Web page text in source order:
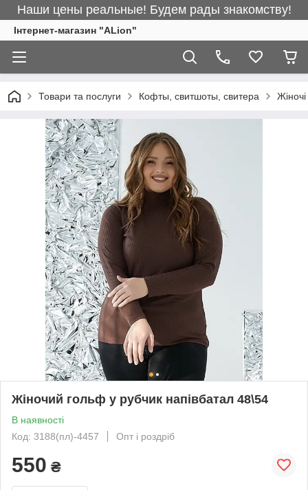
Наши цены реальные! Будем рады знакомству!
Інтернет-магазин "ALіon"
Товари та послуги Кофты, свитшоты, свитера
Жіночий гольф у рубчик напівбатал 48\54
В наявності
Код: 3188(пл)-4457
Опт і роздріб
550 ₴